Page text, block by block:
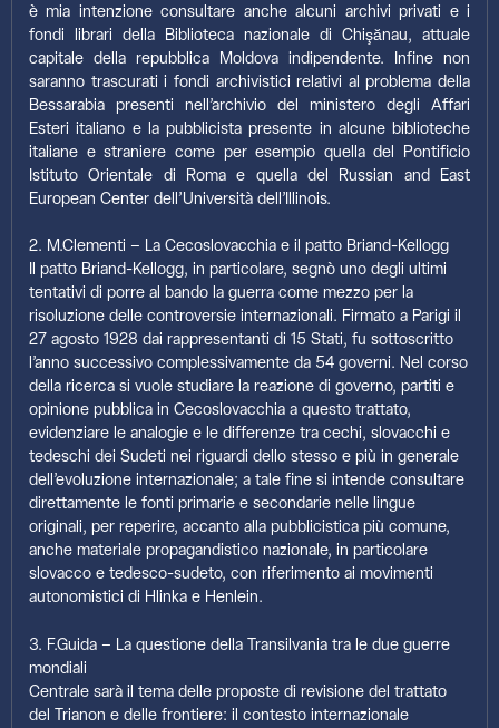
è mia intenzione consultare anche alcuni archivi privati e i
fondi librari della Biblioteca nazionale di Chişănau, attuale
capitale della repubblica Moldova indipendente. Infine non
saranno trascurati i fondi archivistici relativi al problema della
Bessarabia presenti nell’archivio del ministero degli Affari
Esteri italiano e la pubblicista presente in alcune biblioteche
italiane e straniere come per esempio quella del Pontificio
Istituto Orientale di Roma e quella del Russian and East
European Center dell’Università dell’Illinois.
2. M.Clementi – La Cecoslovacchia e il patto Briand-Kellogg
Il patto Briand-Kellogg, in particolare, segnò uno degli ultimi
tentativi di porre al bando la guerra come mezzo per la
risoluzione delle controversie internazionali. Firmato a Parigi il
27 agosto 1928 dai rappresentanti di 15 Stati, fu sottoscritto
l’anno successivo complessivamente da 54 governi. Nel corso
della ricerca si vuole studiare la reazione di governo, partiti e
opinione pubblica in Cecoslovacchia a questo trattato,
evidenziare le analogie e le differenze tra cechi, slovacchi e
tedeschi dei Sudeti nei riguardi dello stesso e più in generale
dell’evoluzione internazionale; a tale fine si intende consultare
direttamente le fonti primarie e secondarie nelle lingue
originali, per reperire, accanto alla pubblicistica più comune,
anche materiale propagandistico nazionale, in particolare
slovacco e tedesco-sudeto, con riferimento ai movimenti
autonomistici di Hlinka e Henlein.
3. F.Guida – La questione della Transilvania tra le due guerre
mondiali
Centrale sarà il tema delle proposte di revisione del trattato
del Trianon e delle frontiere: il contesto internazionale